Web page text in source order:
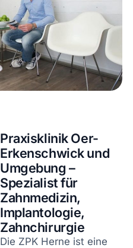
Praxisklinik Oer-
Erkenschwick und
Umgebung –
Spezialist für
Zahnmedizin,
Implantologie,
Zahnchirurgie
Die ZPK Herne ist eine